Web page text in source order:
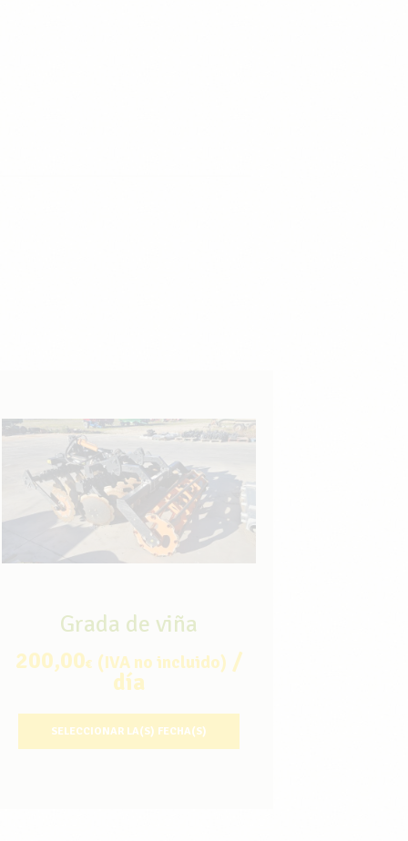
Grada de viña
200,00€ (IVA no incluido) /
día
SELECCIONAR LA(S) FECHA(S)